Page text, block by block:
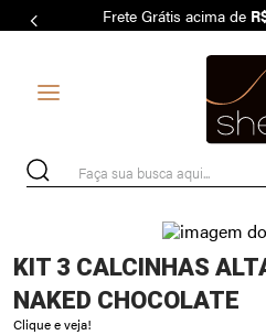
Frete Grátis acima de
Faça sua busca aqui...
KIT 3 CALCINHAS
NAKED CHOCOLATE
Clique e veja!
7º MODAL